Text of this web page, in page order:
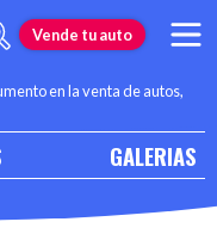
Vende tu auto
en la venta de autos,
GALERIAS